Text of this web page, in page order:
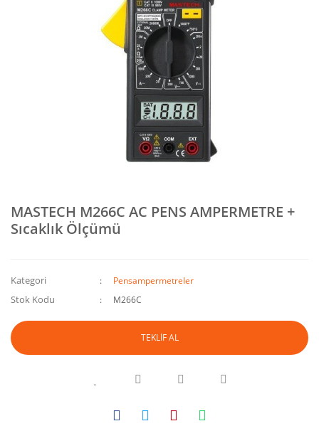
MASTECH M266C AC PENS AMPERMETRE +
Sıcaklık Ölçümü
Kategori Pensampermetreler
Stok Kodu M266C
TEKLİF AL